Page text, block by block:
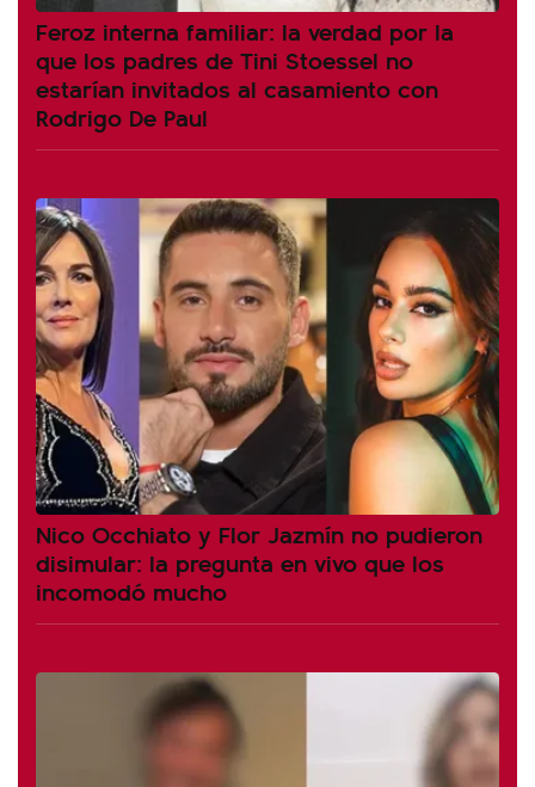
Feroz interna familiar: la verdad por la
que los padres de Tini Stoessel no
estarían invitados al casamiento con
Rodrigo De Paul
Nico Occhiato y Flor Jazmín no pudieron
disimular: la pregunta en vivo que los
incomodó mucho